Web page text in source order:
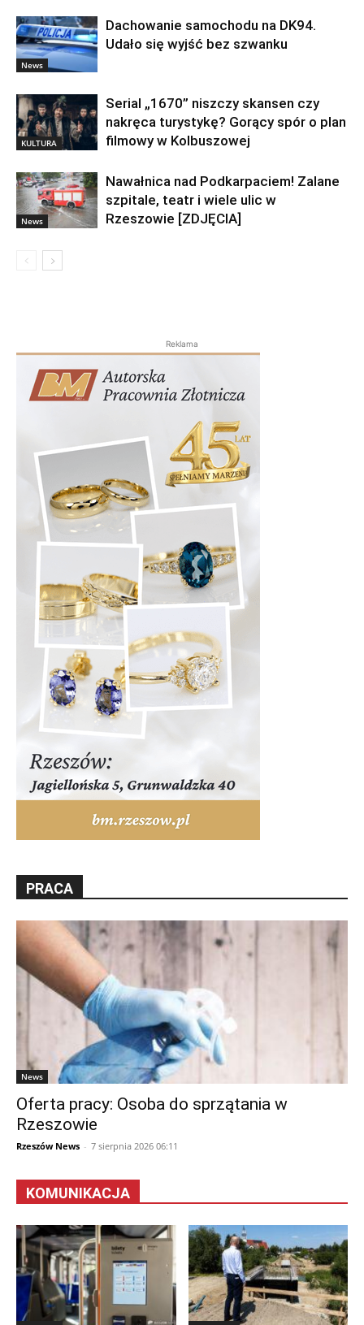
News
Dachowanie samochodu na DK94.
Udało się wyjść bez szwanku
KULTURA
Serial „1670” niszczy skansen czy
nakręca turystykę? Gorący spór o plan
filmowy w Kolbuszowej
News
Nawałnica nad Podkarpaciem! Zalane
szpitale, teatr i wiele ulic w
Rzeszowie [ZDJĘCIA]
Reklama
PRACA
News
Oferta pracy: Osoba do sprzątania w
Rzeszowie
Rzeszów News - 7 sierpnia 2026 06:11
KOMUNIKACJA